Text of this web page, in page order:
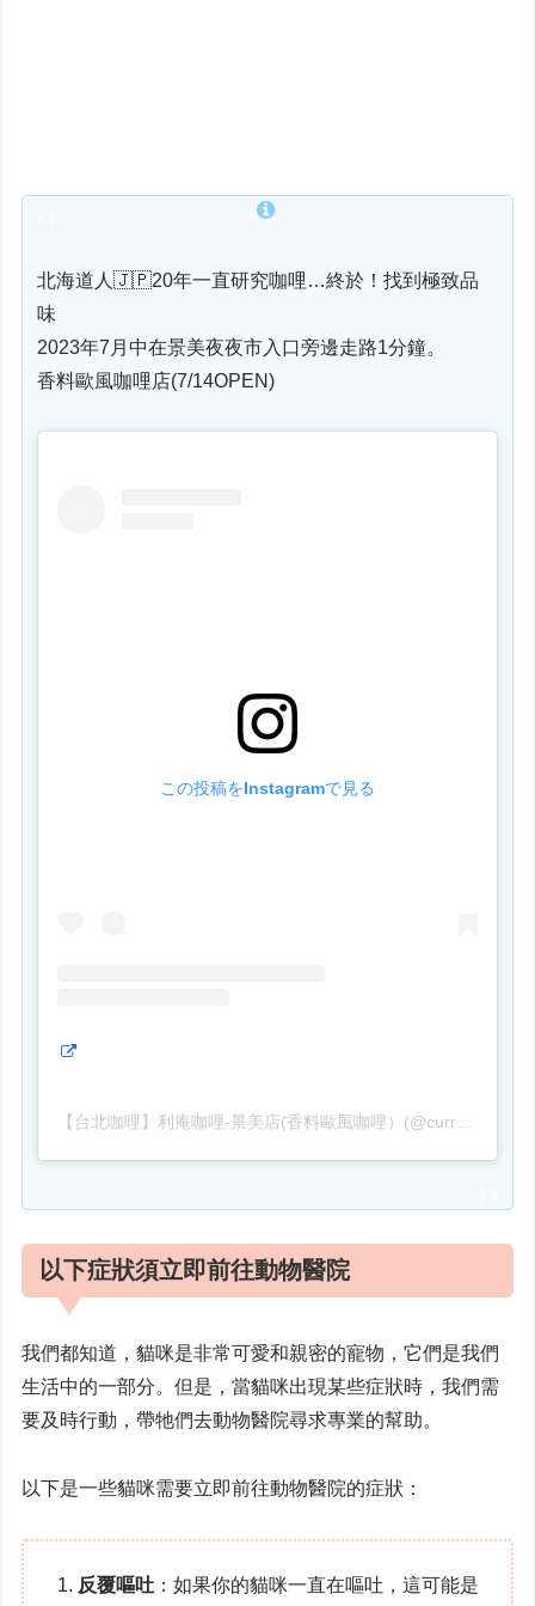
北海道人🇯🇵20年一直研究咖哩…終於！找到極致品
味
2023年7月中在景美夜夜市入口旁邊走路1分鐘。
香料歐風咖哩店(7/14OPEN)
この投稿をInstagramで見る
以下症狀須立即前往動物醫院
我們都知道，貓咪是非常可愛和親密的寵物，它們是我們
生活中的一部分。但是，當貓咪出現某些症狀時，我們需
要及時行動，帶牠們去動物醫院尋求專業的幫助。
以下是一些貓咪需要立即前往動物醫院的症狀：
反覆嘔吐 ：如果你的貓咪一直在嘔吐，這可能是